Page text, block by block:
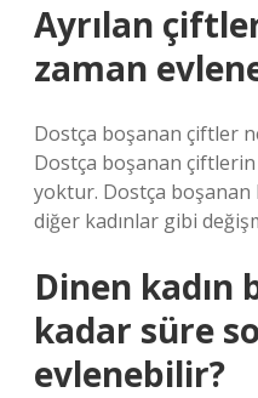
Ayrılan
zaman
Dostça boşanan çiftler
Dostça boşanan
yoktur. Dostça boşanan
diğer kadınlar gibi
Dinen kadın
kadar süre
evlenebilir?